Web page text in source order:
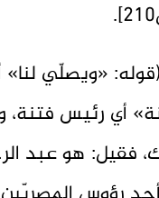
«ويصلّي لنا»
أي رئيس
فقيل: هو عبد